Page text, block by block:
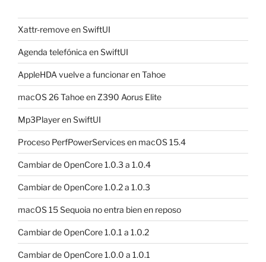
Xattr-remove en SwiftUI
Agenda telefónica en SwiftUI
AppleHDA vuelve a funcionar en Tahoe
macOS 26 Tahoe en Z390 Aorus Elite
Mp3Player en SwiftUI
Proceso PerfPowerServices en macOS 15.4
Cambiar de OpenCore 1.0.3 a 1.0.4
Cambiar de OpenCore 1.0.2 a 1.0.3
macOS 15 Sequoia no entra bien en reposo
Cambiar de OpenCore 1.0.1 a 1.0.2
Cambiar de OpenCore 1.0.0 a 1.0.1